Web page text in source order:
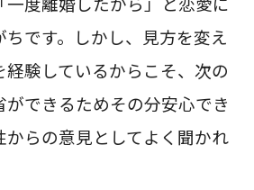
です。しかし、見方を変え
験しているからこそ、次の
できるためその分安心でき
からの意見としてよく聞かれ